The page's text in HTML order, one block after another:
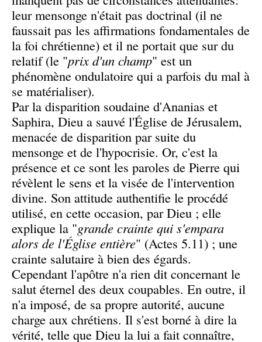
leur mensonge n'était pas doctrinal (il ne
faussait pas les affirmations fondamentales de
la foi chrétienne) et il ne portait que sur du
relatif (le "prix d'un champ" est un
phénomène ondulatoire qui a parfois du mal à
se matérialiser).
Par la disparition soudaine d'Ananias et
Saphira, Dieu a sauvé l'Église de Jérusalem,
menacée de disparition par suite du
mensonge et de l'hypocrisie. Or, c'est la
présence et ce sont les paroles de Pierre qui
révèlent le sens et la visée de l'intervention
divine. Son attitude authentifie le procédé
utilisé, en cette occasion, par Dieu ; elle
explique la "grande crainte qui s'empara
alors de l'Église entière" (Actes 5.11) ; une
crainte salutaire à bien des égards.
Cependant l'apôtre n'a rien dit concernant le
salut éternel des deux coupables. En outre, il
n'a imposé, de sa propre autorité, aucune
charge aux chrétiens. Il s'est borné à dire la
vérité, telle que Dieu la lui a fait connaître,